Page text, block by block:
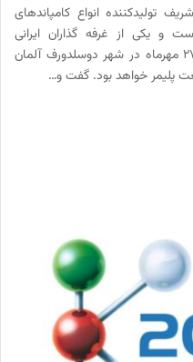
تولیدکننده انواع کامپاندهای
یکی از غرفه گذاران ایرانی
نمایشگاه k2022 است که از 27 مهرماه در شهر دوسلدورف آلمان
پلیمر خواهد بود. گفت و…